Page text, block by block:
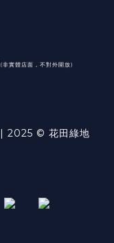
(非實體店面，不對外開放)
| 2025 © 花田綠地